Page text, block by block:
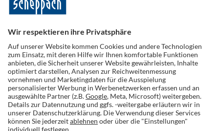
Folge uns auf Social Media